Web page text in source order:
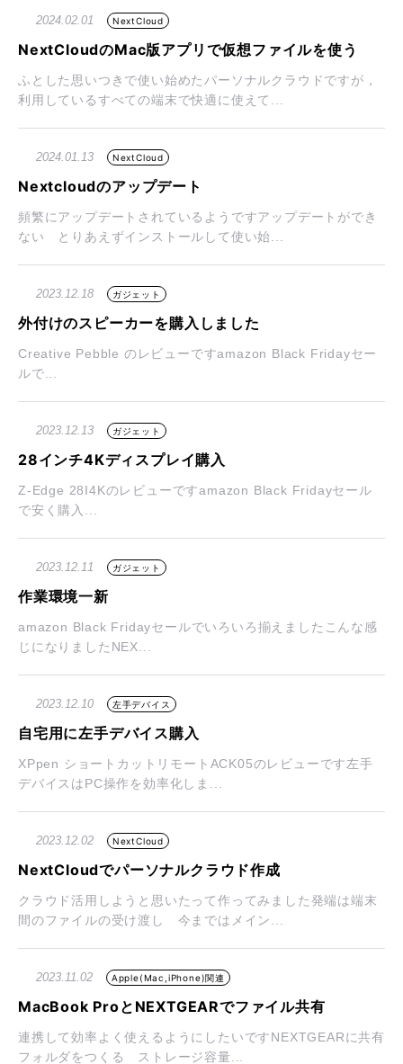
2024.02.01 NextCloud
NextCloudのMac版アプリで仮想ファイルを使う
ふとした思いつきで使い始めたパーソナルクラウドですが，
利用しているすべての端末で快適に使えて...
2024.01.13 NextCloud
Nextcloudのアップデート
頻繁にアップデートされているようですアップデートができ
ない とりあえずインストールして使い始...
2023.12.18 ガジェット
外付けのスピーカーを購入しました
Creative Pebble のレビューですamazon Black Fridayセー
ルで...
2023.12.13 ガジェット
28インチ4Kディスプレイ購入
Z-Edge 28I4Kのレビューですamazon Black Fridayセール
で安く購入...
2023.12.11 ガジェット
作業環境一新
amazon Black Fridayセールでいろいろ揃えましたこんな感
じになりましたNEX...
2023.12.10 左手デバイス
自宅用に左手デバイス購入
XPpen ショートカットリモートACK05のレビューです左手
デバイスはPC操作を効率化しま...
2023.12.02 NextCloud
NextCloudでパーソナルクラウド作成
クラウド活用しようと思いたって作ってみました発端は端末
間のファイルの受け渡し 今まではメイン...
2023.11.02 Apple(Mac,iPhone)関連
MacBook ProとNEXTGEARでファイル共有
連携して効率よく使えるようにしたいですNEXTGEARに共有
フォルダをつくる ストレージ容量...